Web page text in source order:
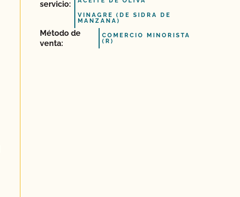
servicio:
VINAGRE (DE SIDRA DE
MANZANA)
Método de
venta:
COMERCIO MINORISTA
(R)